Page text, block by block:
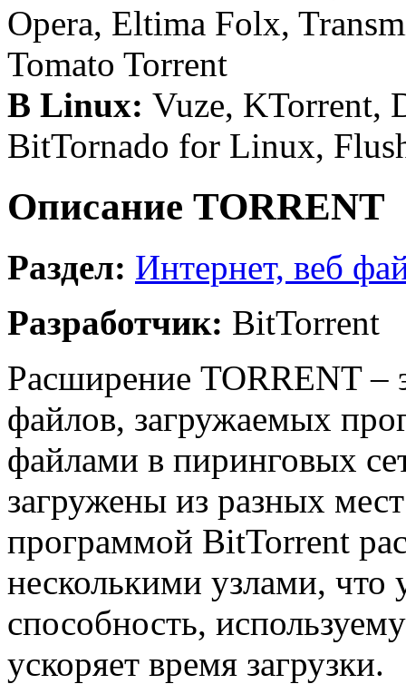
Opera, Eltima Folx,
Tomato Torrent
В Linux: Vuze, KTorrent,
BitTornado for Linux,
Описание TORRENT
Раздел: Интернет, веб
Разработчик: BitTorrent
Расширение TORRENT –
файлов, загружаемых
файлами в пиринговых
загружены из разных
программой BitTorrent
несколькими узлами,
способность,
ускоряет время загрузки.